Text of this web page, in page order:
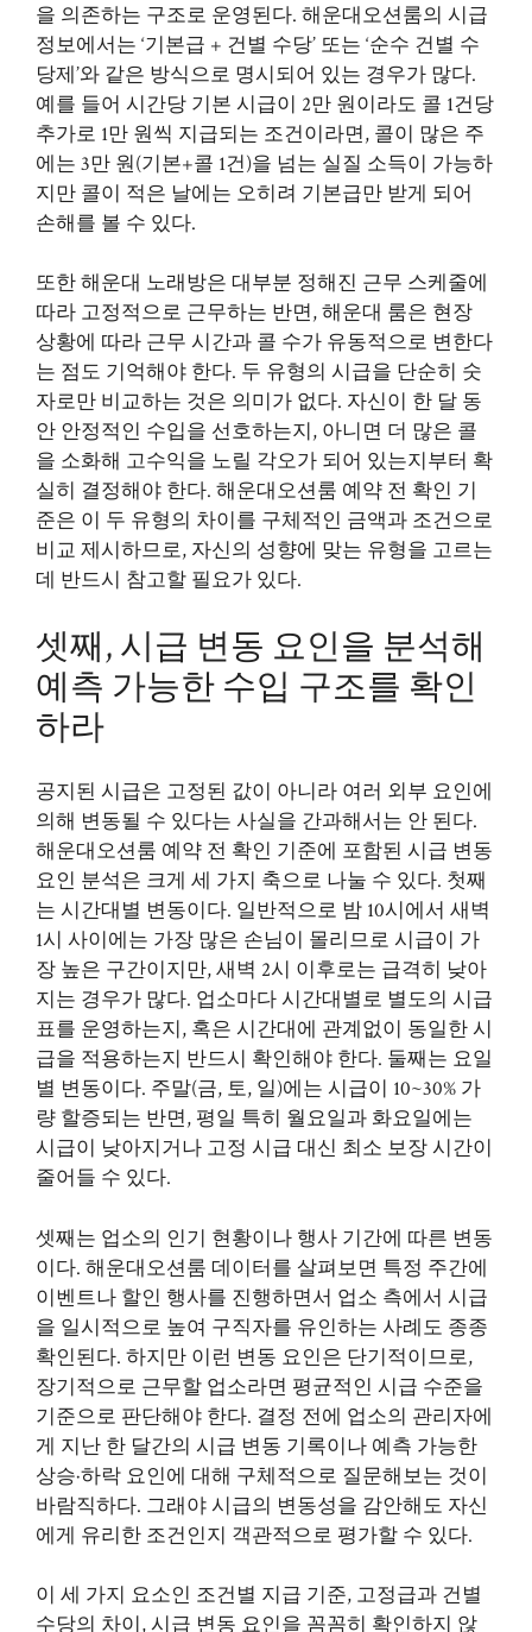
을 의존하는 구조로 운영된다. 해운대오션룸의 시급
정보에서는 ‘기본급 + 건별 수당’ 또는 ‘순수 건별 수
당제’와 같은 방식으로 명시되어 있는 경우가 많다.
예를 들어 시간당 기본 시급이 2만 원이라도 콜 1건당
추가로 1만 원씩 지급되는 조건이라면, 콜이 많은 주
에는 3만 원(기본+콜 1건)을 넘는 실질 소득이 가능하
지만 콜이 적은 날에는 오히려 기본급만 받게 되어
손해를 볼 수 있다.
또한 해운대 노래방은 대부분 정해진 근무 스케줄에
따라 고정적으로 근무하는 반면, 해운대 룸은 현장
상황에 따라 근무 시간과 콜 수가 유동적으로 변한다
는 점도 기억해야 한다. 두 유형의 시급을 단순히 숫
자로만 비교하는 것은 의미가 없다. 자신이 한 달 동
안 안정적인 수입을 선호하는지, 아니면 더 많은 콜
을 소화해 고수익을 노릴 각오가 되어 있는지부터 확
실히 결정해야 한다. 해운대오션룸 예약 전 확인 기
준은 이 두 유형의 차이를 구체적인 금액과 조건으로
비교 제시하므로, 자신의 성향에 맞는 유형을 고르는
데 반드시 참고할 필요가 있다.
셋째, 시급 변동 요인을 분석해
예측 가능한 수입 구조를 확인
하라
공지된 시급은 고정된 값이 아니라 여러 외부 요인에
의해 변동될 수 있다는 사실을 간과해서는 안 된다.
해운대오션룸 예약 전 확인 기준에 포함된 시급 변동
요인 분석은 크게 세 가지 축으로 나눌 수 있다. 첫째
는 시간대별 변동이다. 일반적으로 밤 10시에서 새벽
1시 사이에는 가장 많은 손님이 몰리므로 시급이 가
장 높은 구간이지만, 새벽 2시 이후로는 급격히 낮아
지는 경우가 많다. 업소마다 시간대별로 별도의 시급
표를 운영하는지, 혹은 시간대에 관계없이 동일한 시
급을 적용하는지 반드시 확인해야 한다. 둘째는 요일
별 변동이다. 주말(금, 토, 일)에는 시급이 10~30% 가
량 할증되는 반면, 평일 특히 월요일과 화요일에는
시급이 낮아지거나 고정 시급 대신 최소 보장 시간이
줄어들 수 있다.
셋째는 업소의 인기 현황이나 행사 기간에 따른 변동
이다. 해운대오션룸 데이터를 살펴보면 특정 주간에
이벤트나 할인 행사를 진행하면서 업소 측에서 시급
을 일시적으로 높여 구직자를 유인하는 사례도 종종
확인된다. 하지만 이런 변동 요인은 단기적이므로,
장기적으로 근무할 업소라면 평균적인 시급 수준을
기준으로 판단해야 한다. 결정 전에 업소의 관리자에
게 지난 한 달간의 시급 변동 기록이나 예측 가능한
상승·하락 요인에 대해 구체적으로 질문해보는 것이
바람직하다. 그래야 시급의 변동성을 감안해도 자신
에게 유리한 조건인지 객관적으로 평가할 수 있다.
이 세 가지 요소인 조건별 지급 기준, 고정급과 건별
수당의 차이, 시급 변동 요인을 꼼꼼히 확인하지 않